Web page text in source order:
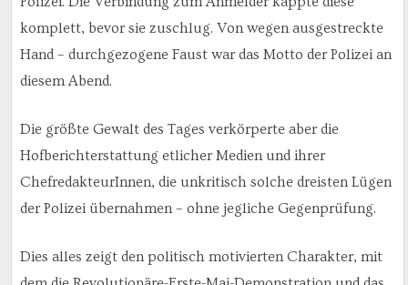
komplett, bevor sie zuschlug. Von wegen ausgestreckte
Hand – durchgezogene Faust war das Motto der Polizei an
diesem Abend.
Die größte Gewalt des Tages verkörperte aber die
Hofberichterstattung etlicher Medien und ihrer
ChefredakteurInnen, die unkritisch solche dreisten Lügen
der Polizei übernahmen – ohne jegliche Gegenprüfung.
Dies alles zeigt den politisch motivierten Charakter, mit